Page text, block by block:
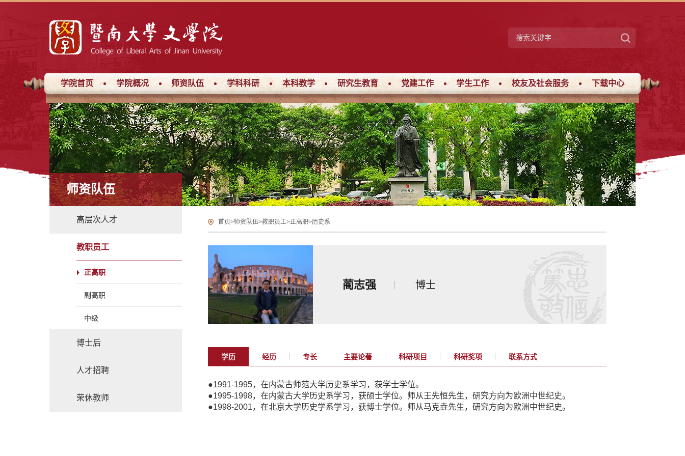
学院首页 学院概况 师资队伍 学科科研 本科教学 研究生教育 党建工作 学生工作 校友及社会服务 下载中心
师资队伍
高层次人才
教职员工
正高职
副高职
中级
博士后
人才招聘
荣休教师
首页>师资队伍>教职员工>正高职>历史系
蔺志强 博士
学历 经历 专长 主要论著 科研项目 科研奖项 联系方式
●1991-1995，在内蒙古师范大学历史系学习，获学士学位。
●1995-1998，在内蒙古大学历史系学习，获硕士学位。师从王先恒先生，研究方向为欧洲中世纪史。
●1998-2001，在北京大学历史学系学习，获博士学位。师从马克垚先生，研究方向为欧洲中世纪史。